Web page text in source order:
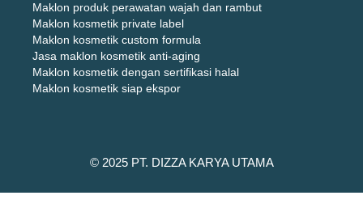
Maklon produk perawatan wajah dan rambut
Maklon kosmetik private label
Maklon kosmetik custom formula
Jasa maklon kosmetik anti-aging
Maklon kosmetik dengan sertifikasi halal
Maklon kosmetik siap ekspor
© 2025 PT. DIZZA KARYA UTAMA